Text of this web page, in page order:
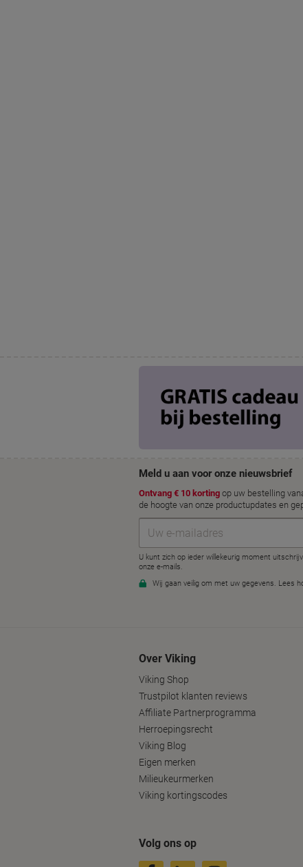
Over Viking
Viking Shop
Trustpilot klanten reviews
Affiliate Partnerprogramma
Herroepingsrecht
Viking Blog
Eigen merken
Milieukeurmerken
Viking kortingscodes
Volg ons op